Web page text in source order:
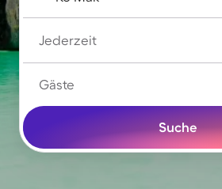
Jederzeit
Gäste
Suche